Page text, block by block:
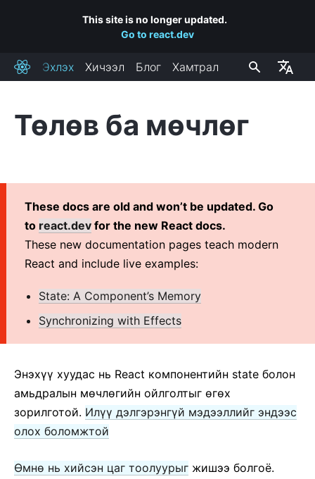
This site is no longer updated.
Go to react.dev
ReactЭхлэх Хичээл Блог Хамтрал
Тѳлѳв ба мѳчлѳг
These docs are old and won’t be updated. Go
to react.dev for the new React docs.
These new documentation pages teach modern
React and include live examples:
State: A Component’s Memory
Synchronizing with Effects
Энэхүү хуудас нь React компонентийн state болон
амьдралын мѳчлѳгийн ойлголтыг ѳгѳх
зорилготой. Илүү дэлгэрэнгүй мэдээллийг эндээс
олох боломжтой
Ѳмнѳ нь хийсэн цаг тоолуурыг жишээ болгоё.
СУУЛГАЦ
React-г вебсайтад оруулах
React апп үүсгэх
CDN холбоосууд
Release Channels
1. Hello World
2. JSX танилцуулга
3. Элементүүдийг дүрслэх
4. Компонентууд, шинж чанарууд
6. Эвентүүдийг удирдах
7. Нөхцөлд тулгуурласан дүрслэл
9. Формууд